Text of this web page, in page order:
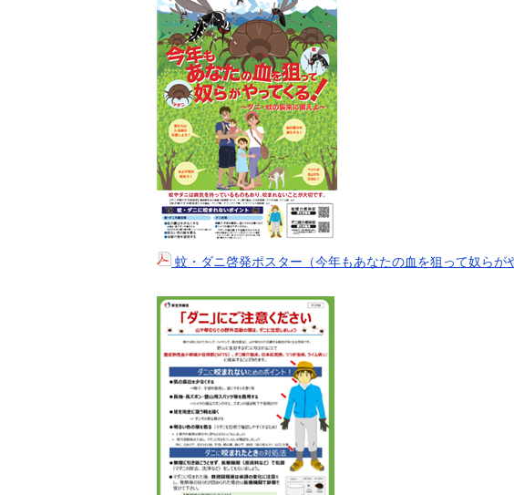
蚊・ダニ啓発ポスター（今年もあなたの血を狙って奴らが